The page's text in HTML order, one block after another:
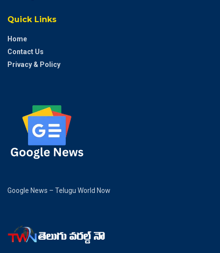
Quick Links
Home
Contact Us
Privacy & Policy
Google News – Telugu World Now